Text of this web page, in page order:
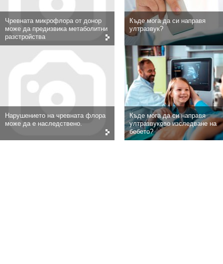
Чревната микрофлора от донор
може да предизвика метаболитни
разстройства
Нарушението на чревната флора
може да е наследствено.
Къде мога да си направя
ултразвук?
Къде мога да си направя
ултразвуково изследване на
бебето?